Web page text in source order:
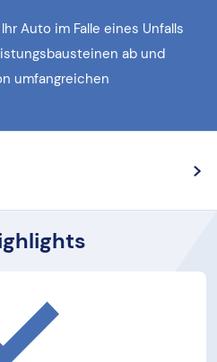
Auto im Falle eines Unfalls
ab und
umfangreichen